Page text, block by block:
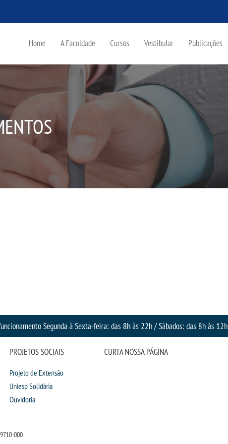
Home A Faculdade Cursos Vestibular Publicações
Segunda à Sexta-feira: das 8h às 22h / Sábados: das 8h às 12h
PROJETOS SOCIAIS
Projeto de Extensão
Uniesp Solidária
Ouvidoria
000
CURTA NOSSA PÁGINA